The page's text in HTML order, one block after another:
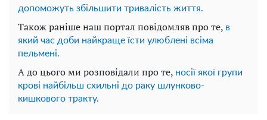
допоможуть збільшити тривалість життя.
Також раніше наш портал повідомляв про те, в
який час доби найкраще їсти улюблені всіма
пельмені.
А до цього ми розповідали про те, носії якої групи
крові найбільш схильні до раку шлунково-
кишкового тракту.